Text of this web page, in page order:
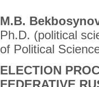
M.B.
Ph.D. (political
of Political
ELECTION